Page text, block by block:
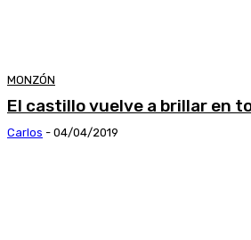
MONZÓN
El castillo vuelve a brillar en
Carlos - 04/04/2019